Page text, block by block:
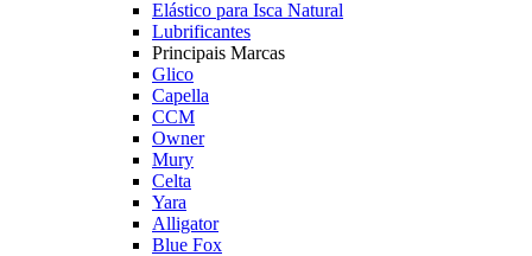
Elástico para Isca Natural
Lubrificantes
Principais Marcas
Glico
Capella
CCM
Owner
Mury
Celta
Yara
Alligator
Blue Fox